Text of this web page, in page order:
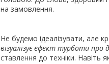
на замовлення.
Не будемо ідеалізувати, але
візуалізує ефект турботи про
ставлення до техніки. Навіть